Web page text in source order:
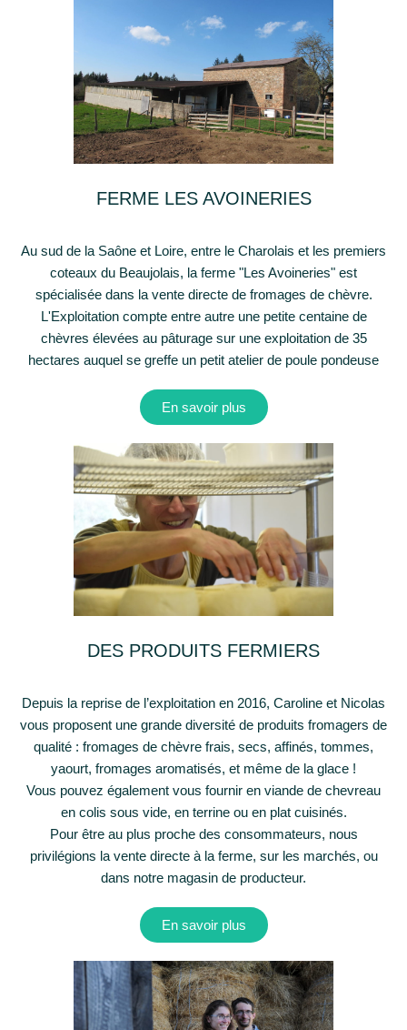
FERME LES AVOINERIES
Au sud de la Saône et Loire, entre le Charolais et les premiers
coteaux du Beaujolais, la ferme "Les Avoineries" est
spécialisée dans la vente directe de fromages de chèvre.
L'Exploitation compte entre autre une petite centaine de
chèvres élevées au pâturage sur une exploitation de 35
hectares auquel se greffe un petit atelier de poule pondeuse
En savoir plus
DES PRODUITS FERMIERS
Depuis la reprise de l’exploitation en 2016, Caroline et Nicolas
vous proposent une grande diversité de produits fromagers de
qualité : fromages de chèvre frais, secs, affinés, tommes,
yaourt, fromages aromatisés, et même de la glace !
Vous pouvez également vous fournir en viande de chevreau
en colis sous vide, en terrine ou en plat cuisinés.
Pour être au plus proche des consommateurs, nous
privilégions la vente directe à la ferme, sur les marchés, ou
dans notre magasin de producteur.
En savoir plus